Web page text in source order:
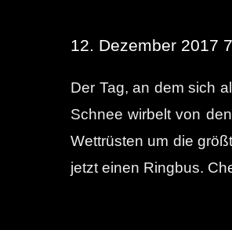
12. Dezember 2017
Der Tag, an dem sich
Schnee wirbelt von
Wettrüsten um die
jetzt einen Ringbus.